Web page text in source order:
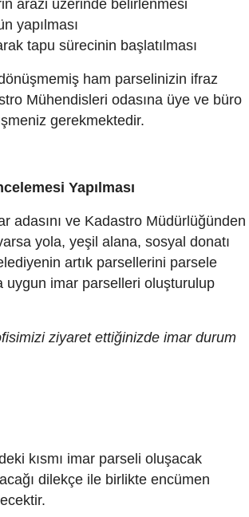
arazi üzerinde belirlenmesi
yapılması
tapu sürecinin başlatılması
ham parselinizin ifraz
Mühendisleri odasına üye ve büro
gerekmektedir.
Yapılması
adasını ve Kadastro Müdürlüğünden
yola, yeşil alana, sosyal donatı
artık parsellerini parsele
uygun imar parselleri oluşturulup
ziyaret ettiğinizde imar durum
kısmı imar parseli oluşacak
dilekçe ile birlikte encümen